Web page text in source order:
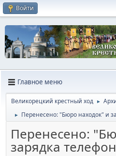
Войти
Главное меню
Великорецкий крестный ход ►
► Перенесено: "Бюро находок" и
Перенесено:
зарядка